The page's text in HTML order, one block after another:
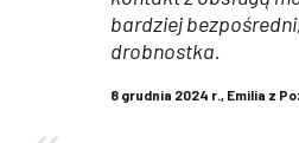
bardziej
drobnostka.
8 grudnia 2024 r., Emilia z